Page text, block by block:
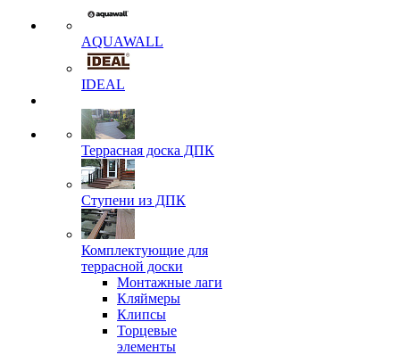
AQUAWALL
IDEAL
Террасная доска ДПК
Ступени из ДПК
Комплектующие для
террасной доски
Монтажные лаги
Кляймеры
Клипсы
Торцевые
элементы